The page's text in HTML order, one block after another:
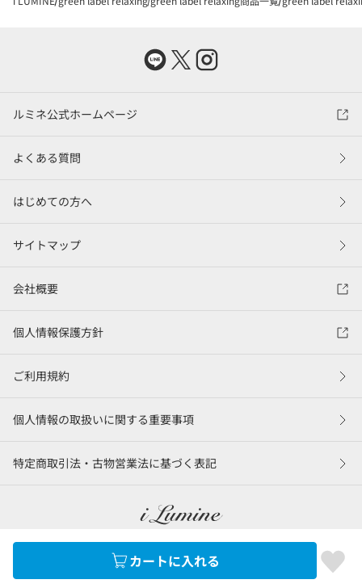
カートに入れる
ルミネ公式ホームページ
よくある質問
はじめての方へ
サイトマップ
会社概要
個人情報保護方針
ご利用規約
個人情報の取扱いに関する重要事項
特定商取引法・古物営業法に基づく表記
©LUMINE Co., Ltd.